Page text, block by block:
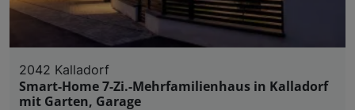
2042 Kalladorf
Smart-Home 7-Zi.-Mehrfamilienhaus in Kalladorf
mit Garten, Garage